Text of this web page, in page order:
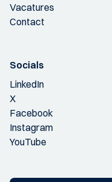
Vacatures
Contact
Socials
LinkedIn
X
Facebook
Instagram
YouTube